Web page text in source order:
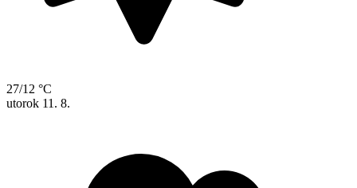
27/12 °C
utorok 11. 8.